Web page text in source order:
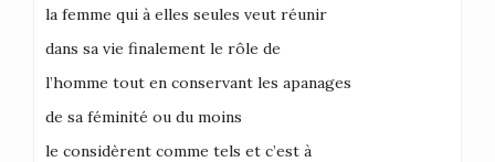
la femme qui à elles seules veut réunir
dans sa vie finalement le rôle de
l’homme tout en conservant les apanages
de sa féminité ou du moins
le considèrent comme tels et c’est à